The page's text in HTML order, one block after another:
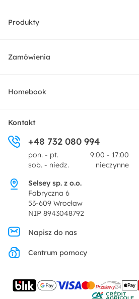
Produkty
Meble
Dekoracje i akcesoria
Promocje
Zamówienia
Dostawa
Zwroty
Pytania i odpowiedzi
Homebook
O nas
Centrum prasowe
Regulamin
Polityka prywatności
Ustawienia prywatności
Kontakt
Kontakt
+48 732 080 994
pon. - pt.
9:00 - 17:00
sob. - niedz.
nieczynne
Selsey sp. z o.o.
Fabryczna 6
53-609 Wrocław
NIP 8943048792
Napisz do nas
Centrum pomocy